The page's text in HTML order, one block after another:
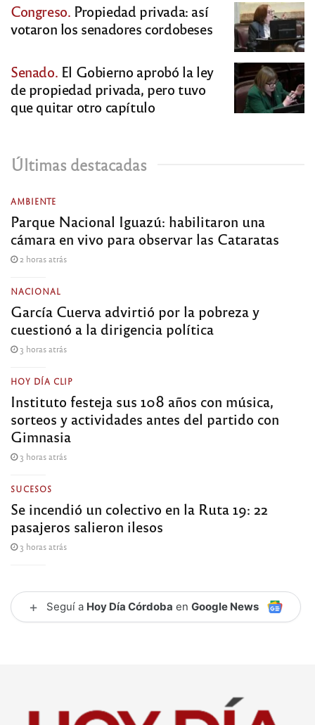
Congreso. Propiedad privada: así
votaron los senadores cordobeses
Senado. El Gobierno aprobó la ley
de propiedad privada, pero tuvo
que quitar otro capítulo
Últimas destacadas
AMBIENTE
Parque Nacional Iguazú: habilitaron una
cámara en vivo para observar las Cataratas
2 horas atrás
NACIONAL
García Cuerva advirtió por la pobreza y
cuestionó a la dirigencia política
3 horas atrás
HOY DÍA CLIP
Instituto festeja sus 108 años con música,
sorteos y actividades antes del partido con
Gimnasia
3 horas atrás
SUCESOS
Se incendió un colectivo en la Ruta 19: 22
pasajeros salieron ilesos
3 horas atrás
+ Seguí a Hoy Día Córdoba en Google News